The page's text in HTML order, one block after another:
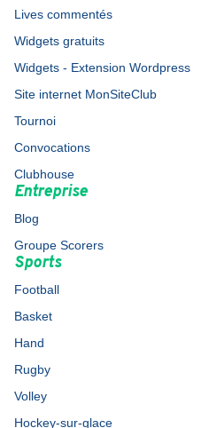
Lives commentés
Widgets gratuits
Widgets - Extension Wordpress
Site internet MonSiteClub
Tournoi
Convocations
Clubhouse
Entreprise
Blog
Groupe Scorers
Sports
Football
Basket
Hand
Rugby
Volley
Hockey-sur-glace